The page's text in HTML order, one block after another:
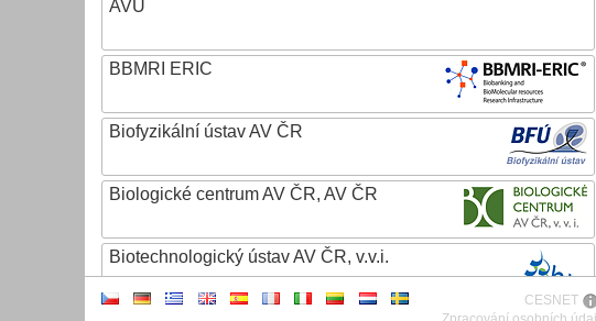
AVU
BBMRI ERIC
Biofyzikální ústav AV ČR
Biologické centrum AV ČR, AV ČR
Biotechnologický ústav AV ČR, v.v.i.
CESNET